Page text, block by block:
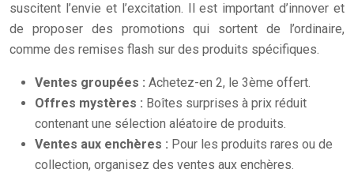
suscitent l’envie et l’excitation. Il est important d’innover et
de proposer des promotions qui sortent de l’ordinaire,
comme des remises flash sur des produits spécifiques.
Ventes groupées : Achetez-en 2, le 3ème offert.
Offres mystères : Boîtes surprises à prix réduit
contenant une sélection aléatoire de produits.
Ventes aux enchères : Pour les produits rares ou de
collection, organisez des ventes aux enchères.